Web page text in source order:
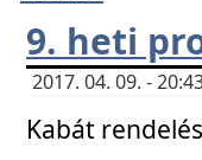
9. heti
2017. 04. 09. -
Kabát